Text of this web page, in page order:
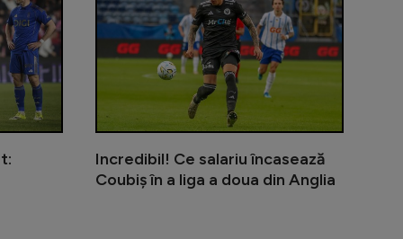
Incredibil! Ce salariu încasează
Coubiș în a liga a doua din Anglia